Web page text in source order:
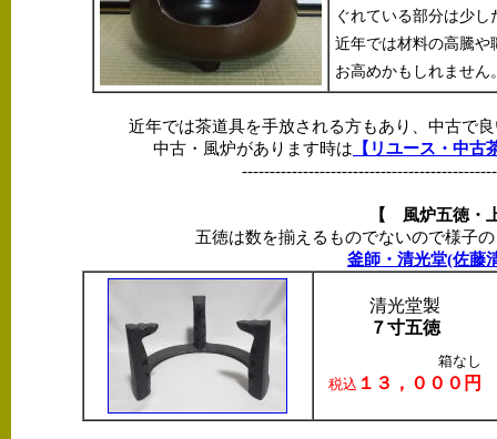
ぐれている部分は少
近年では材料の高騰や
お高めかもしれませ
近年では茶道具を手放される方もあり、中古で
中古・風炉があります時は 【リユース・中古
【 風炉五徳
五徳は数を揃えるものでないので様子
釜師・清光堂(佐藤
清光堂製
７寸五徳
箱なし
税込 １３，０００円